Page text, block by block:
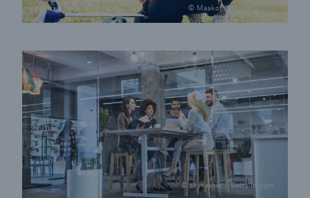
© Maskot / Getty Images
© skynesher / Getty Images